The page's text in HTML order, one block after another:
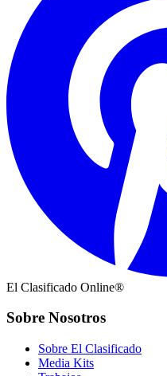
El Clasificado Online®
Sobre Nosotros
Sobre El Clasificado
Media Kits